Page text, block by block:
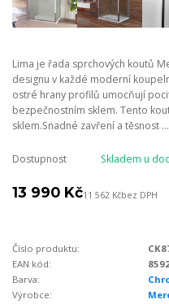
Lima je řada sprchových koutů
designu v každé moderní
ostré hrany profilů umocňují
bezpečnostním sklem. Tento
sklem.Snadné zavření a těsnost ...
Dostupnost Skladem u
13 990 Kč11 562 Kčbez DPH
Číslo produktu:
EAN kód:
Barva:
Výrobce: